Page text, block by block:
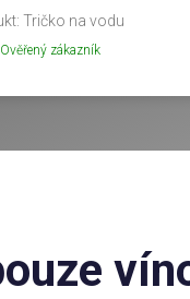
Tričko na vodu
zákazník